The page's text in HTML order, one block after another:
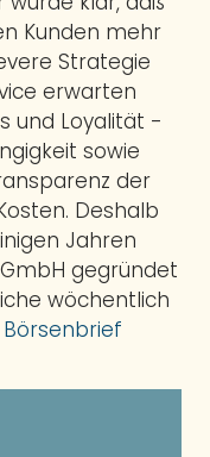
Kunden mehr
Strategie
erwarten
und Loyalität -
sowie
der
Deshalb
Jahren
gegründet
wöchentlich